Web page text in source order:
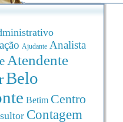
Ajudante Analista
Atendente
Belo
Betim Centro
Contagem